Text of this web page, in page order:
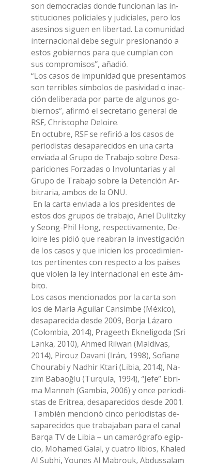
son de­mo­cra­cias don­de fun­cio­nan las in­
sti­tu­cio­nes po­li­cia­les y ju­di­cia­les, pero los
ase­si­nos si­guen en li­ber­tad. La co­mu­ni­dad
in­ter­na­cio­nal debe se­guir pre­sio­nan­do a
estos go­bier­nos para que cum­plan con
sus com­pro­mi­sos”, aña­dió.
“Los ca­sos de im­pu­ni­dad que pre­sen­ta­mos
son ter­ri­bles sím­bo­los de pa­si­vi­dad o inac­
ción de­li­be­ra­da por par­te de al­gu­nos go­
bier­nos”, afir­mó el se­cre­ta­rio ge­ne­ral de
RSF, Chri­sto­phe De­loi­re.
En oc­tu­bre, RSF se re­fi­rió a los ca­sos de
pe­rio­di­stas de­sa­pa­re­ci­dos en una car­ta
en­via­da al Gru­po de Tra­ba­jo so­bre De­sa­
pa­ri­cio­nes For­za­das o In­vo­lun­ta­rias y al
Gru­po de Tra­ba­jo so­bre la De­ten­ción Ar­
bi­tra­ria, am­bos de la ONU.
En la car­ta en­via­da a los pre­si­den­tes de
estos dos gru­pos de tra­ba­jo, Ariel Du­litz­ky
y Seong-Phil Hong, re­spec­ti­va­men­te, De­
loi­re les pi­dió que rea­bran la in­ve­sti­ga­ción
de los ca­sos y que ini­cien los pro­ce­di­mien­
tos per­ti­nen­tes con re­spec­to a los paí­ses
que vio­len la ley in­ter­na­cio­nal en este ám­
bi­to.
Los ca­sos men­cio­na­dos por la car­ta son
los de Ma­ría Agui­lar Can­sim­be (Mé­xi­co),
de­sa­pa­re­ci­da de­sde 2009, Bo­r­ja Lá­za­ro
(Co­lom­bia, 2014), Pra­gee­th Ek­ne­li­go­da (Sri
Lan­ka, 2010), Ah­med Ril­wan (Mal­di­vas,
2014), Pi­rouz Da­va­ni (Irán, 1998), So­fia­ne
Chou­ra­bi y Na­d­hir Kta­ri (Li­bia, 2014), Na­
zim Ba­baoğ­lu (Tur­quía, 1994), “Jefe” Ebri­
ma Man­neh (Gam­bia, 2006) y once pe­rio­di­
stas de Eri­trea, de­sa­pa­re­ci­dos de­sde 2001.
Tam­bién men­cio­nó cin­co pe­rio­di­stas de­
sa­pa­re­ci­dos que tra­ba­ja­ban para el ca­nal
Bar­qa TV de Li­bia – un ca­ma­ró­gra­fo egi­p­
cio, Mo­ha­med Ga­lal, y cua­tro li­bios, Kha­led
Al Su­b­hi, You­nes Al Ma­brouk, Ab­dus­sa­lam